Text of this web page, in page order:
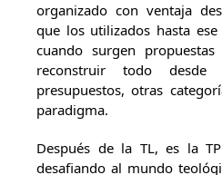
organizado con ventaja
que los utilizados hasta
cuando surgen
reconstruir todo
presupuestos, otras
paradigma.
Después de la TL, es la
desafiando al mundo